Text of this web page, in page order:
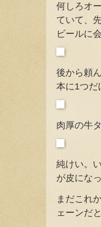
何しろオ
ていて、
ビールに
後から頼
本に1つだ
肉厚の牛
純けい。
が皮にな
まだこれ
ェーンだ